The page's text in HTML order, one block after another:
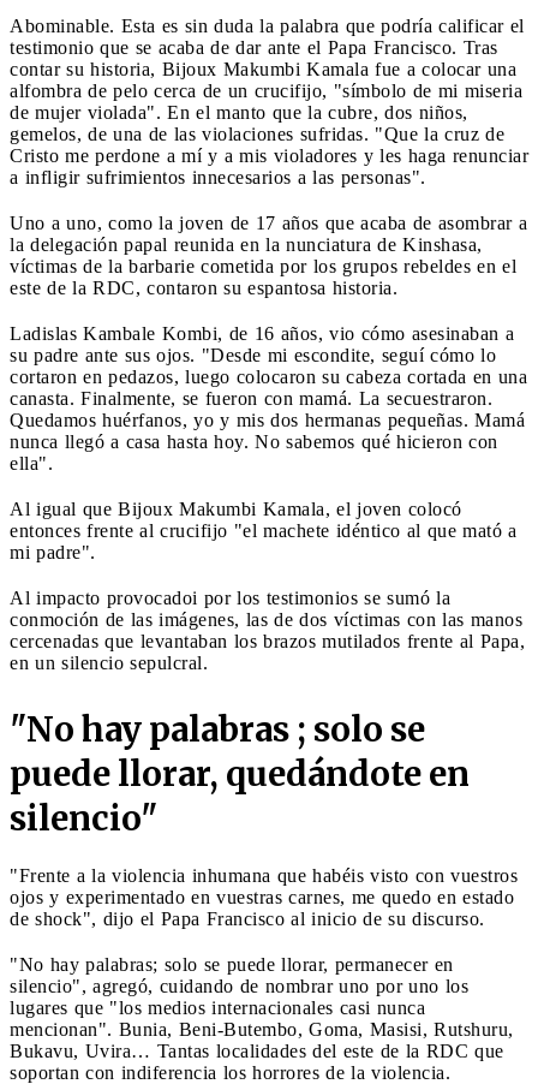
Abominable. Esta es sin duda la palabra que podría calificar el
testimonio que se acaba de dar ante el Papa Francisco. Tras
contar su historia, Bijoux Makumbi Kamala fue a colocar una
alfombra de pelo cerca de un crucifijo, "símbolo de mi miseria
de mujer violada". En el manto que la cubre, dos niños,
gemelos, de una de las violaciones sufridas. "Que la cruz de
Cristo me perdone a mí y a mis violadores y les haga renunciar
a infligir sufrimientos innecesarios a las personas".
Uno a uno, como la joven de 17 años que acaba de asombrar a
la delegación papal reunida en la nunciatura de Kinshasa,
víctimas de la barbarie cometida por los grupos rebeldes en el
este de la RDC, contaron su espantosa historia.
Ladislas Kambale Kombi, de 16 años, vio cómo asesinaban a
su padre ante sus ojos. "Desde mi escondite, seguí cómo lo
cortaron en pedazos, luego colocaron su cabeza cortada en una
canasta. Finalmente, se fueron con mamá. La secuestraron.
Quedamos huérfanos, yo y mis dos hermanas pequeñas. Mamá
nunca llegó a casa hasta hoy. No sabemos qué hicieron con
ella".
Al igual que Bijoux Makumbi Kamala, el joven colocó
entonces frente al crucifijo "el machete idéntico al que mató a
mi padre".
Al impacto provocadoi por los testimonios se sumó la
conmoción de las imágenes, las de dos víctimas con las manos
cercenadas que levantaban los brazos mutilados frente al Papa,
en un silencio sepulcral.
"No hay palabras ; solo se
puede llorar, quedándote en
silencio"
"Frente a la violencia inhumana que habéis visto con vuestros
ojos y experimentado en vuestras carnes, me quedo en estado
de shock", dijo el Papa Francisco al inicio de su discurso.
"No hay palabras; solo se puede llorar, permanecer en
silencio", agregó, cuidando de nombrar uno por uno los
lugares que "los medios internacionales casi nunca
mencionan". Bunia, Beni-Butembo, Goma, Masisi, Rutshuru,
Bukavu, Uvira… Tantas localidades del este de la RDC que
soportan con indiferencia los horrores de la violencia.